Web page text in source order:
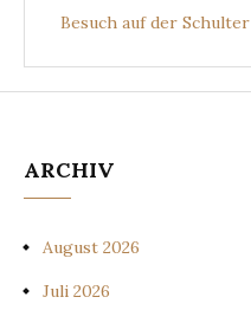
Besuch auf der Schulter
ARCHIV
August 2026
Juli 2026